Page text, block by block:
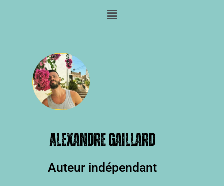
Alexandre Gaillard
Auteur indépendant